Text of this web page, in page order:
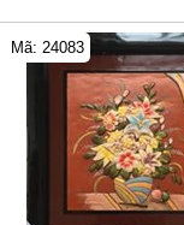
Mã: 24083